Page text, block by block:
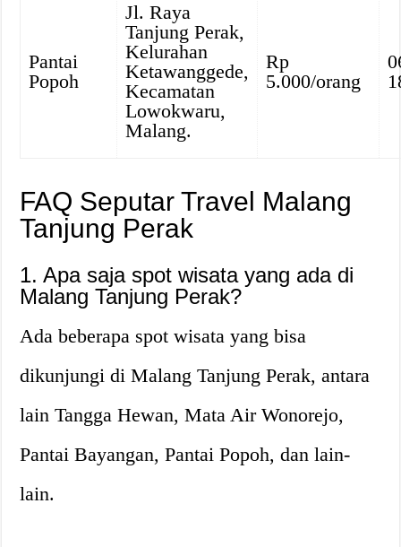
Pantai
Popoh
Jl. Raya
Tanjung Perak,
Kelurahan
Ketawanggede,
Kecamatan
Lowokwaru,
Malang.
Rp
5.000/orang
FAQ Seputar Travel Malang
Tanjung Perak
1. Apa saja spot wisata yang ada di
Malang Tanjung Perak?
Ada beberapa spot wisata yang bisa
dikunjungi di Malang Tanjung Perak, antara
lain Tangga Hewan, Mata Air Wonorejo,
Pantai Bayangan, Pantai Popoh, dan lain-
lain.